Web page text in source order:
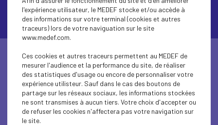
SERVICE CONSEIL EN DROIT SOCIAL
Lire l'article
l'expérience utilisateur, le MEDEF stocke et/ou accède à
des informations sur votre terminal (cookies et autres
traceurs) lors de votre naviguation sur le site
www.medef.com.
Ces cookies et autres traceurs permettent au MEDEF de
mesurer l'audience et la performance du site, de réaliser
des statistiques d'usage ou encore de personnaliser votre
expérience utilisteur. Sauf dans le cas des boutons de
partage sur les réseaux sociaux, les informations stockées
ne sont transmises à aucun tiers. Votre choix d'accepter ou
de refuser les cookies n'affectera pas votre navigation sur
le site.